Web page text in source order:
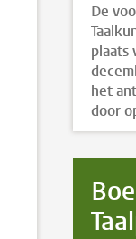
De
plaats
het
door